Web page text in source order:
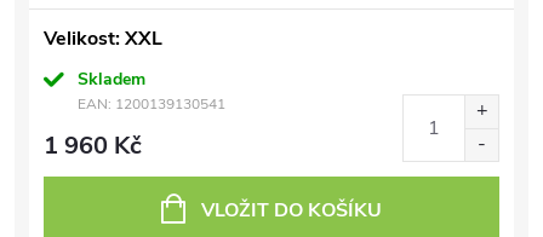
Velikost: XXL
Skladem
EAN: 1200139130541
1 960 Kč
VLOŽIT DO KOŠÍKU